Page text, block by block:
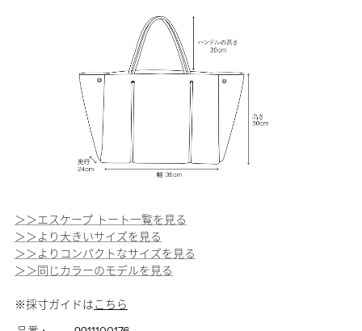
＞＞エスケープ トート一覧を見る
＞＞より大きいサイズを見る
＞＞よりコンパクトなサイズを見る
＞＞同じカラーのモデルを見る
※採寸ガイドはこちら